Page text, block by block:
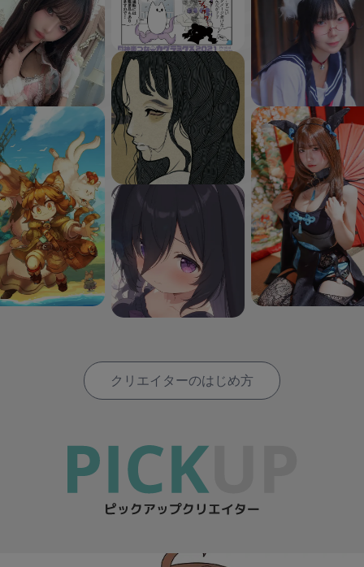
クリエイターのはじめ方